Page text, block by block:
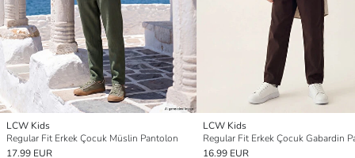
LCW Kids
Regular Fit Erkek Çocuk Müslin Pantolon
17.99 EUR
LCW Kids
Regular Fit Erkek Çocuk Gabardin
16.99 EUR